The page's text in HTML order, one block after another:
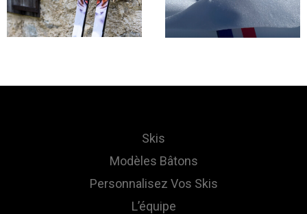
Skis
Modèles Bâtons
Personnalisez Vos Skis
L’équipe